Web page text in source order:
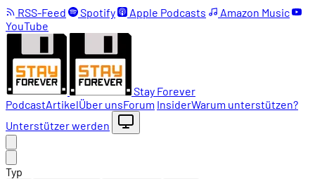
RSS-Feed Spotify Apple Podcasts
Amazon Music
YouTube
Stay Forever
PodcastArtikelÜber unsForum InsiderWarum unterstützen?
Unterstützer werden
Typ